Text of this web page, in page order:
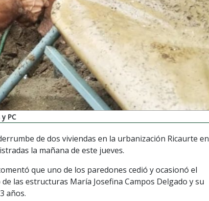
PC
de dos viviendas en la urbanización Ricaurte en
la mañana de este jueves.
que uno de los paredones cedió y ocasionó el
las estructuras María Josefina Campos Delgado y su
años.